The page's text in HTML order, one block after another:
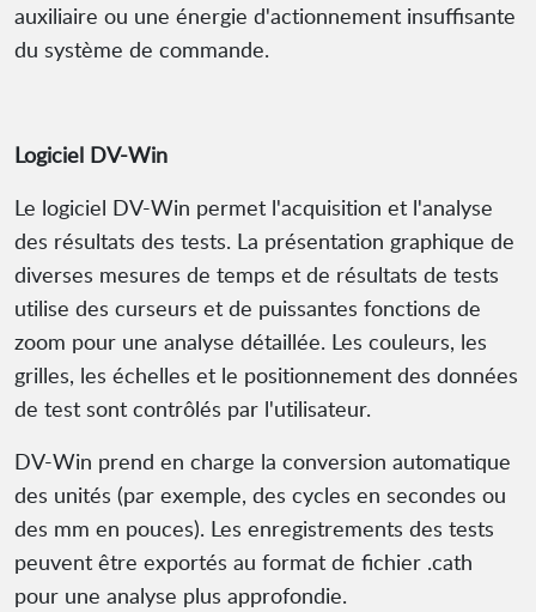
auxiliaire ou une énergie d'actionnement insuffisante
du système de commande.
Logiciel DV-Win
Le logiciel DV-Win permet l'acquisition et l'analyse
des résultats des tests. La présentation graphique de
diverses mesures de temps et de résultats de tests
utilise des curseurs et de puissantes fonctions de
zoom pour une analyse détaillée. Les couleurs, les
grilles, les échelles et le positionnement des données
de test sont contrôlés par l'utilisateur.
DV-Win prend en charge la conversion automatique
des unités (par exemple, des cycles en secondes ou
des mm en pouces). Les enregistrements des tests
peuvent être exportés au format de fichier .cath
pour une analyse plus approfondie.